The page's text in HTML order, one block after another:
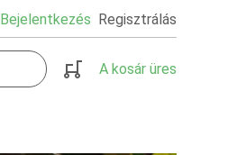
Bejelentkezés Regisztrálás
A kosár üres